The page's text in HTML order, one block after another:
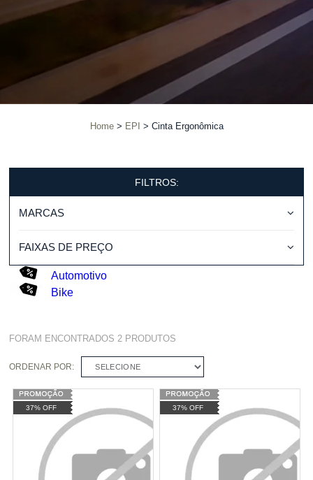
Home EPI Cinta Ergonômica
FILTROS:
MARCAS
FAIXAS DE PREÇO
Automotivo
Bike
FORAM ENCONTRADOS2 PRODUTOS
ORDENAR POR: SELECIONE
37% OFF 37% OFF